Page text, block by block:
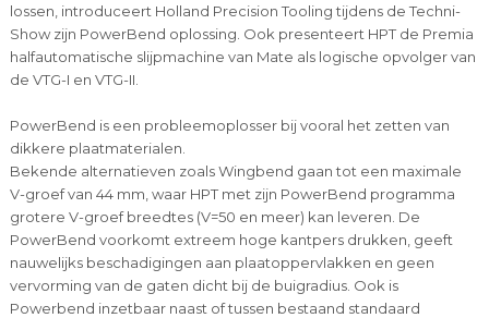
lossen, introduceert Holland Precision Tooling tijdens de Techni-
Show zijn PowerBend oplossing. Ook presenteert HPT de Premia
halfautomatische slijpmachine van Mate als logische opvolger van
de VTG-I en VTG-II.
PowerBend is een probleemoplosser bij vooral het zetten van
dikkere plaatmaterialen.
Bekende alternatieven zoals Wingbend gaan tot een maximale
V-groef van 44 mm, waar HPT met zijn PowerBend programma
grotere V-groef breedtes (V=50 en meer) kan leveren. De
PowerBend voorkomt extreem hoge kantpers drukken, geeft
nauwelijks beschadigingen aan plaatoppervlakken en geen
vervorming van de gaten dicht bij de buigradius. Ook is
Powerbend inzetbaar naast of tussen bestaand standaard